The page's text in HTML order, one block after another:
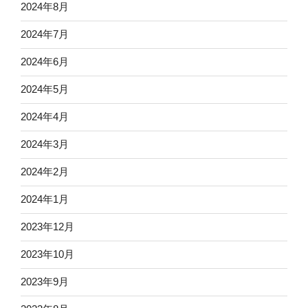
2024年8月
2024年7月
2024年6月
2024年5月
2024年4月
2024年3月
2024年2月
2024年1月
2023年12月
2023年10月
2023年9月